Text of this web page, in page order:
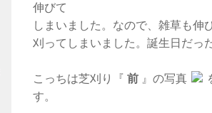
伸びて
しまいました。なので、雑草も伸
刈ってしまいました。誕生日だっ
こっちは芝刈り『 前 』の写真
す。